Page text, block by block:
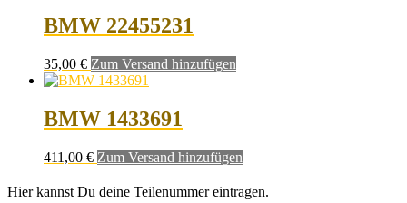
BMW 22455231
35,00 € Zum Versand hinzufügen
BMW 1433691
411,00 € Zum Versand hinzufügen
Hier kannst Du deine Teilenummer eintragen.